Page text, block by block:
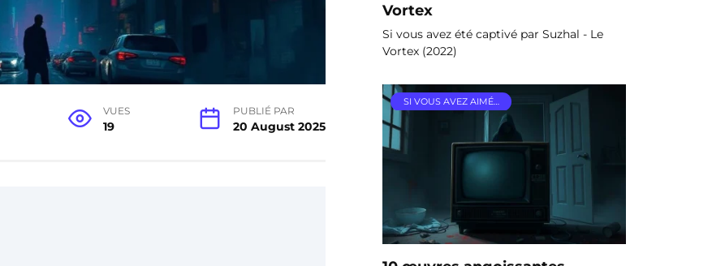
VUES
19
PUBLIÉ PAR
20 August 2025
Vortex
Si vous avez été captivé par Suzhal - Le
Vortex (2022)
SI VOUS AVEZ AIMÉ…